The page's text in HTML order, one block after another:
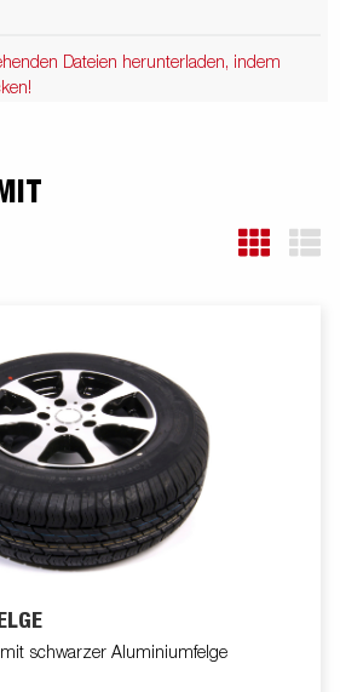
Dateien herunterladen, indem
schwarzer Aluminiumfelge